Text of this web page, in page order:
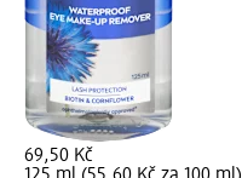
69,50 Kč